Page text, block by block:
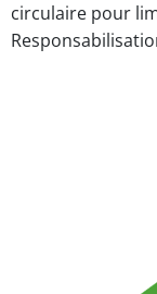
circulaire pour